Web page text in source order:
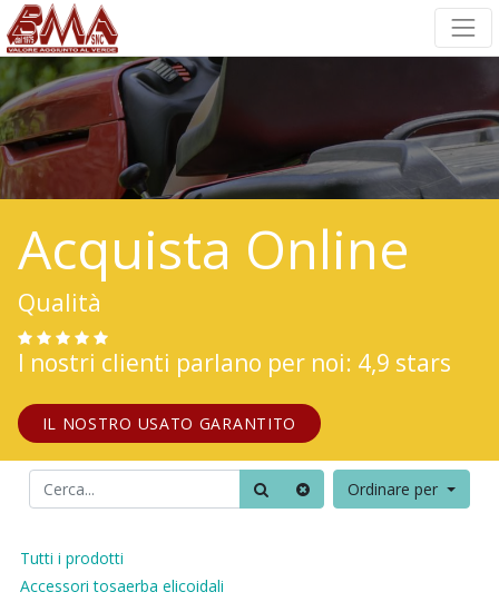
Acquista Online
Qualità
I nostri clienti parlano per noi: 4,9 stars
IL NOSTRO USATO GARANTITO
Ordinare per
Tutti i prodotti
Accessori tosaerba elicoidali